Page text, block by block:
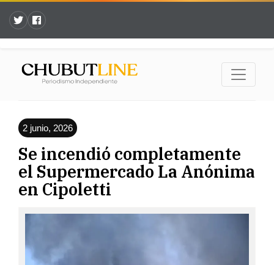
2 junio, 2026
Se incendió completamente
el Supermercado La Anónima
en Cipoletti